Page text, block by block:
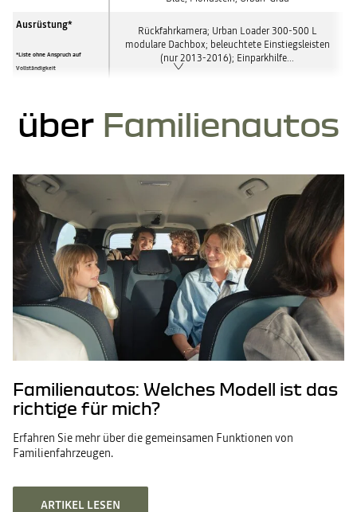
Ausrüstung*
*Liste ohne Anspruch auf
Vollständigkeit
Rückfahrkamera; Urban Loader 300-500 L
modulare Dachbox; beleuchtete Einstiegsleisten
(nur 2013-2016); Einparkhilfe...
über Familienautos
Familienautos: Welches Modell ist das
richtige für mich?
Erfahren Sie mehr über die gemeinsamen Funktionen von
Familienfahrzeugen.
ARTIKEL LESEN